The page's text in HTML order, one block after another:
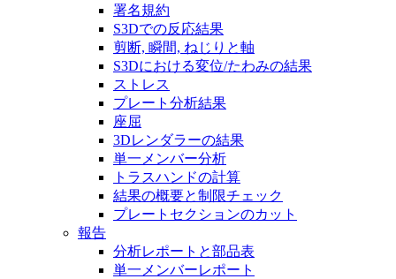
署名規約
S3Dでの反応結果
剪断, 瞬間, ねじりと軸
S3Dにおける変位/たわみの結果
ストレス
プレート分析結果
座屈
3Dレンダラーの結果
単一メンバー分析
トラスハンドの計算
結果の概要と制限チェック
プレートセクションのカット
報告
分析レポートと部品表
単一メンバーレポート